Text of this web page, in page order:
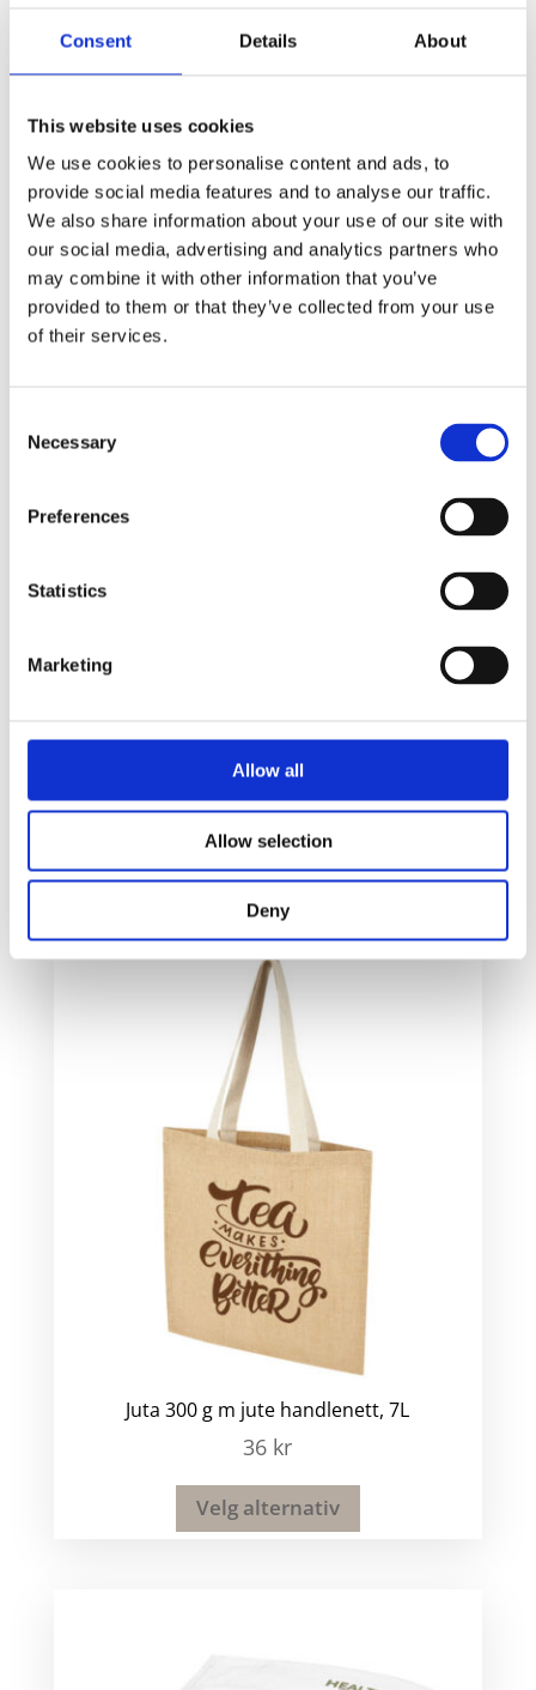
Consent Details About
This website uses cookies
We use cookies to personalise content and ads, to
provide social media features and to analyse our traffic.
We also share information about your use of our site with
our social media, advertising and analytics partners who
may combine it with other information that you’ve
provided to them or that they’ve collected from your use
of their services.
Selection
Necessary
Preferences
Statistics
Marketing
Allow all
Allow selection
Deny
Evelyn 450 g m håndkle i bomull 100 x 180 cm
340kr
Velg alternativ
Juta 300 g m jute handlenett, 12L
46kr
Velg alternativ
Juta 300 g m jute handlenett, 7L
36 kr
Velg alternativ